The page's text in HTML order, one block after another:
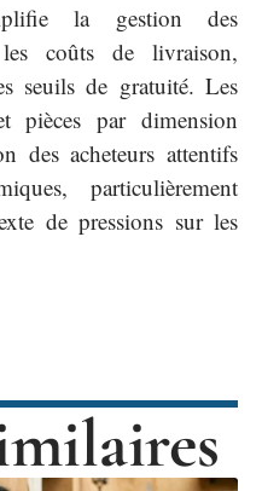
la gestion des
coûts de livraison,
seuils de gratuité. Les
pièces par dimension
des acheteurs attentifs
particulièrement
de pressions sur les